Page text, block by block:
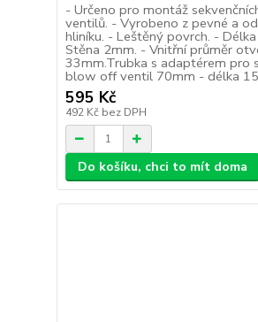
- Určeno pro montáž
ventilů. - Vyrobeno z pevné a
hliníku. - Leštěný povrch. -
Stěna 2mm. - Vnitřní průměr
33mm.Trubka s adaptérem pro
blow off ventil 70mm - délka
595 Kč
492 Kč bez DPH
Do košíku, chci to mít doma